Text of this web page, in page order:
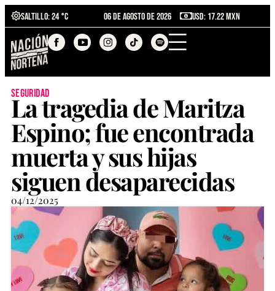
Saltillo: 24 °C 06 de agosto de 2026 USD: 17.22 MXN
seguridad
La tragedia de Maritza
Espino; fue encontrada
muerta y sus hijas
siguen desaparecidas
04/12/2025